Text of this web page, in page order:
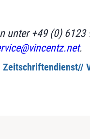
unter +49 (0)
.
Zeitschriftendienst//